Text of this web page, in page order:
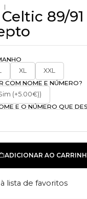
|
89/91
XL
XXL
COM NOME E NÚMERO?
(+5.00€))
E O NÚMERO QUE
ADICIONAR AO
lista de favoritos